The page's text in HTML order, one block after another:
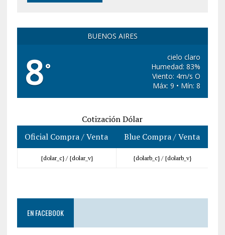
BUENOS AIRES
8°
cielo claro
Humedad: 83%
Viento: 4m/s O
Máx: 9 • Mín: 8
Cotización Dólar
Oficial Compra / Venta
Blue Compra / Venta
{dolar_c} / {dolar_v} {dolarb_c} / {dolarb_v}
EN FACEBOOK